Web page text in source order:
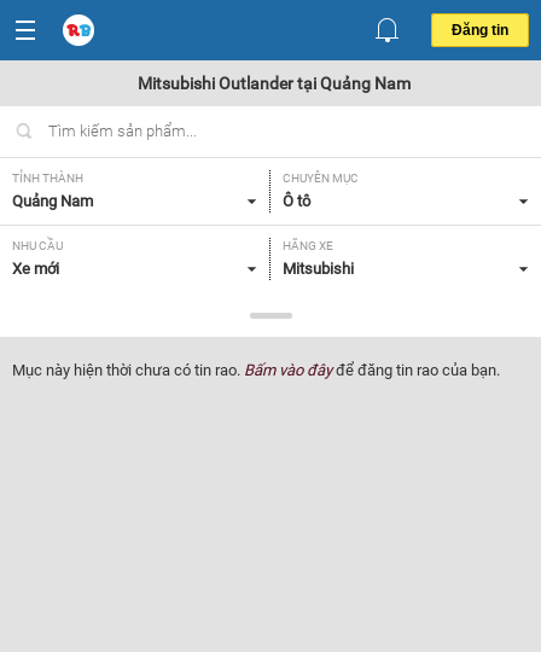
Đăng tin
Mitsubishi Outlander tại Quảng Nam
TỈNH THÀNH
Quảng Nam
CHUYÊN MỤC
Ô tô
NHU CẦU
Xe mới
HÃNG XE
Mitsubishi
Outlander
NĂM SẢN XUẤT
Tất cả
GIÁ XE XUẤT XỨ
Mục này hiện thời chưa có tin rao. Bấm vào đâyđể đăng tin rao của bạn.